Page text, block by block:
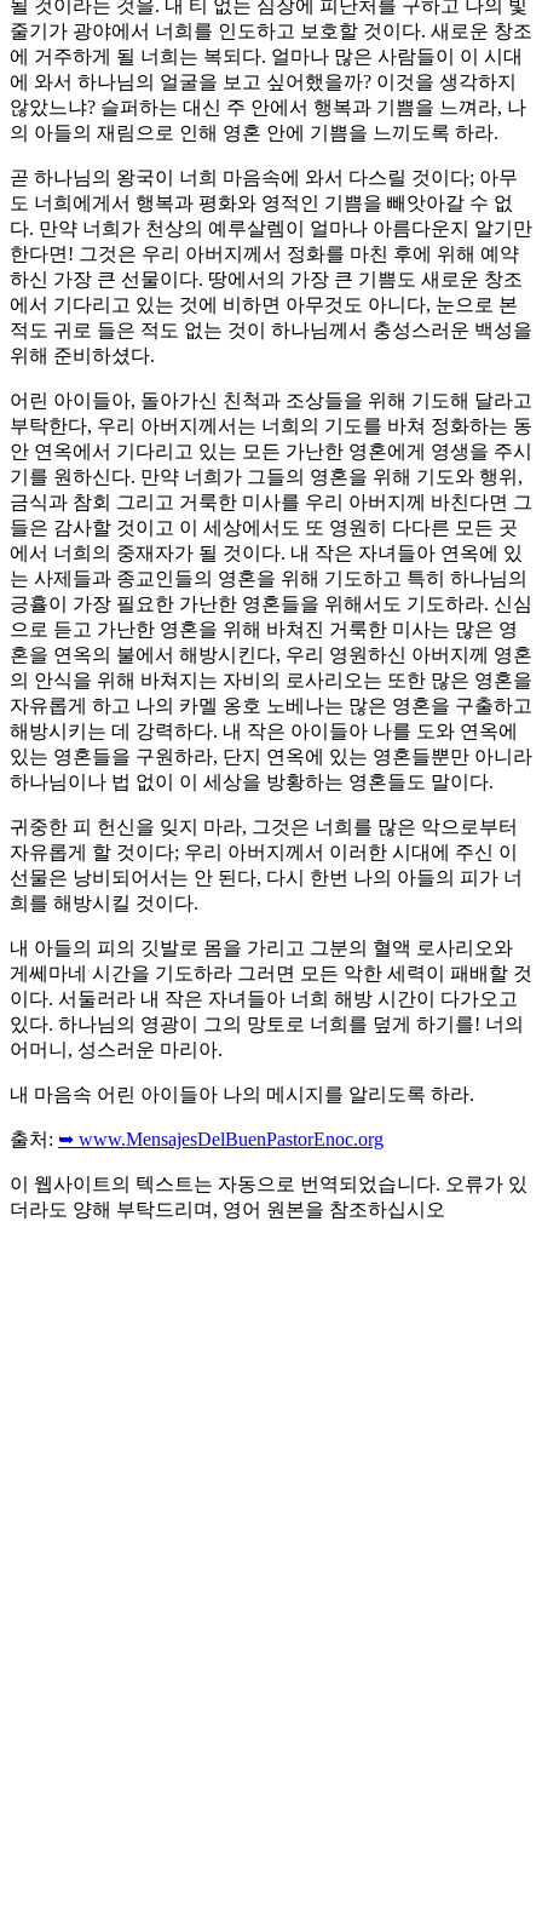
될 것이라는 것을. 내 티 없는 심장에 피난처를 구하고 나의 빛
줄기가 광야에서 너희를 인도하고 보호할 것이다. 새로운 창조
에 거주하게 될 너희는 복되다. 얼마나 많은 사람들이 이 시대
에 와서 하나님의 얼굴을 보고 싶어했을까? 이것을 생각하지
않았느냐? 슬퍼하는 대신 주 안에서 행복과 기쁨을 느껴라, 나
의 아들의 재림으로 인해 영혼 안에 기쁨을 느끼도록 하라.
곧 하나님의 왕국이 너희 마음속에 와서 다스릴 것이다; 아무
도 너희에게서 행복과 평화와 영적인 기쁨을 빼앗아갈 수 없
다. 만약 너희가 천상의 예루살렘이 얼마나 아름다운지 알기만
한다면! 그것은 우리 아버지께서 정화를 마친 후에 위해 예약
하신 가장 큰 선물이다. 땅에서의 가장 큰 기쁨도 새로운 창조
에서 기다리고 있는 것에 비하면 아무것도 아니다, 눈으로 본
적도 귀로 들은 적도 없는 것이 하나님께서 충성스러운 백성을
위해 준비하셨다.
어린 아이들아, 돌아가신 친척과 조상들을 위해 기도해 달라고
부탁한다, 우리 아버지께서는 너희의 기도를 바쳐 정화하는 동
안 연옥에서 기다리고 있는 모든 가난한 영혼에게 영생을 주시
기를 원하신다. 만약 너희가 그들의 영혼을 위해 기도와 행위,
금식과 참회 그리고 거룩한 미사를 우리 아버지께 바친다면 그
들은 감사할 것이고 이 세상에서도 또 영원히 다다른 모든 곳
에서 너희의 중재자가 될 것이다. 내 작은 자녀들아 연옥에 있
는 사제들과 종교인들의 영혼을 위해 기도하고 특히 하나님의
긍휼이 가장 필요한 가난한 영혼들을 위해서도 기도하라. 신심
으로 듣고 가난한 영혼을 위해 바쳐진 거룩한 미사는 많은 영
혼을 연옥의 불에서 해방시킨다, 우리 영원하신 아버지께 영혼
의 안식을 위해 바쳐지는 자비의 로사리오는 또한 많은 영혼을
자유롭게 하고 나의 카멜 옹호 노베나는 많은 영혼을 구출하고
해방시키는 데 강력하다. 내 작은 아이들아 나를 도와 연옥에
있는 영혼들을 구원하라, 단지 연옥에 있는 영혼들뿐만 아니라
하나님이나 법 없이 이 세상을 방황하는 영혼들도 말이다.
귀중한 피 헌신을 잊지 마라, 그것은 너희를 많은 악으로부터
자유롭게 할 것이다; 우리 아버지께서 이러한 시대에 주신 이
선물은 낭비되어서는 안 된다, 다시 한번 나의 아들의 피가 너
희를 해방시킬 것이다.
내 아들의 피의 깃발로 몸을 가리고 그분의 혈액 로사리오와
게쎄마네 시간을 기도하라 그러면 모든 악한 세력이 패배할 것
이다. 서둘러라 내 작은 자녀들아 너희 해방 시간이 다가오고
있다. 하나님의 영광이 그의 망토로 너희를 덮게 하기를! 너의
어머니, 성스러운 마리아.
내 마음속 어린 아이들아 나의 메시지를 알리도록 하라.
출처: ➥ www.MensajesDelBuenPastorEnoc.org
이 웹사이트의 텍스트는 자동으로 번역되었습니다. 오류가 있
더라도 양해 부탁드리며, 영어 원본을 참조하십시오